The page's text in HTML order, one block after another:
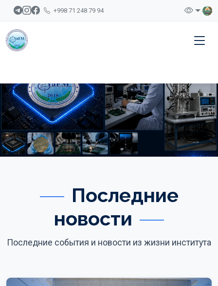
+998 71 248 79 94
Последние
новости
Последние события и новости из жизни института